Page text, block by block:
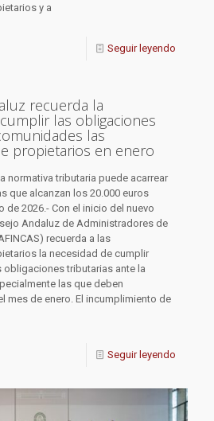
y a
Seguir leyendo
recuerda la
las obligaciones
las
propietarios en enero
normativa tributaria puede acarrear
que alcanzan los 20.000 euros
de 2026.- Con el inicio del nuevo
Andaluz de Administradores de
recuerda a las
la necesidad de cumplir
obligaciones tributarias ante la
las que deben
mes de enero. El incumplimiento de
Seguir leyendo